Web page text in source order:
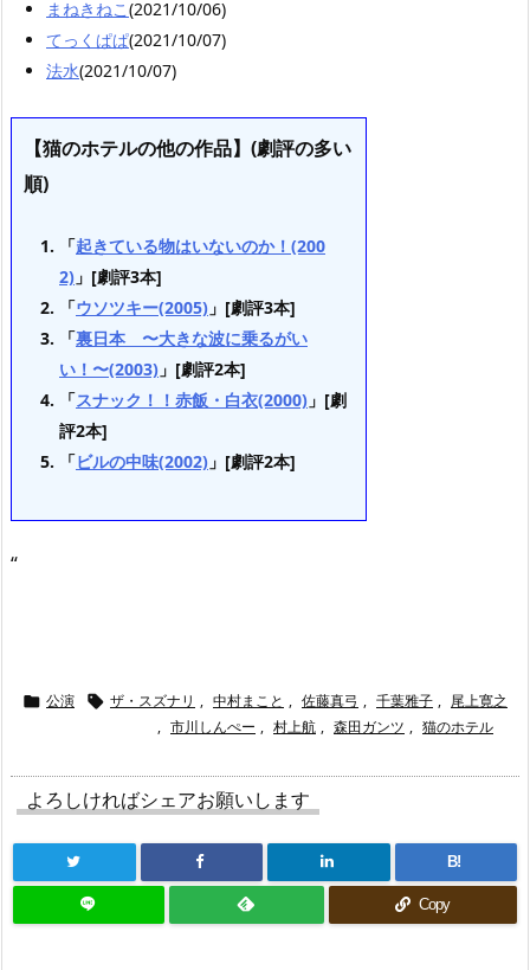
まねきねこ(2021/10/06)
てっくぱぱ(2021/10/07)
法水(2021/10/07)
【猫のホテルの他の作品】(劇評の多い
順)
「起きている物はいないのか！(200
2) 」[劇評3本]
「ウソツキー(2005) 」[劇評3本]
「裏日本 〜大きな波に乗るがい
い！〜(2003) 」[劇評2本]
「スナック！！赤飯・白衣(2000) 」[劇
評2本]
「ビルの中味(2002) 」[劇評2本]
“
 公演  ザ・スズナリ , 中村まこと , 佐藤真弓 , 千葉雅子 , 尾上寛之
, 市川しんぺー , 村上航 , 森田ガンツ , 猫のホテル
よろしければシェアお願いします
B!
Copy